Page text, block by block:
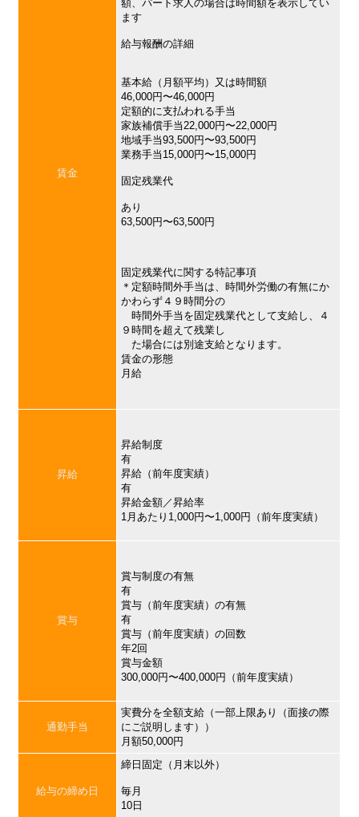
賃金
額、パート求人の場合は時間額を表示してい
ます
給与報酬の詳細
基本給（月額平均）又は時間額
46,000円〜46,000円
定額的に支払われる手当
家族補償手当22,000円〜22,000円
地域手当93,500円〜93,500円
業務手当15,000円〜15,000円
固定残業代
あり
63,500円〜63,500円
固定残業代に関する特記事項
＊定額時間外手当は、時間外労働の有無にか
かわらず４９時間分の
時間外手当を固定残業代として支給し、４
９時間を超えて残業し
た場合には別途支給となります。
賃金の形態
月給
昇給
昇給制度
有
昇給（前年度実績）
有
昇給金額／昇給率
1月あたり1,000円〜1,000円（前年度実績）
賞与
賞与制度の有無
有
賞与（前年度実績）の有無
有
賞与（前年度実績）の回数
年2回
賞与金額
300,000円〜400,000円（前年度実績）
通勤手当
実費分を全額支給（一部上限あり（面接の際
にご説明します））
月額50,000円
給与の締め日
締日固定（月末以外）
毎月
10日